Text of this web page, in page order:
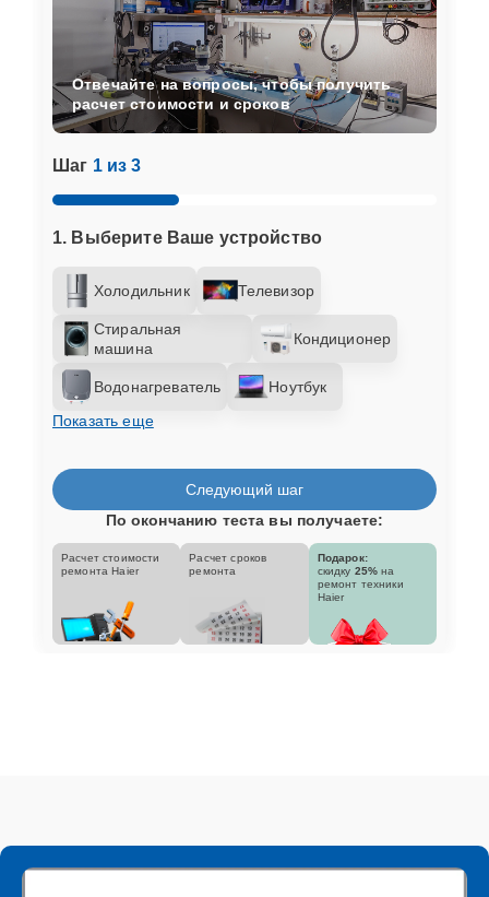
Шаг 1 из 3
1. Выберите Ваше устройство
Холодильник Телевизор
Стиральная
машина
Кондиционер
Водонагреватель
Ноутбук
Показать еще
Отвечайте на вопросы, чтобы получить
расчет стоимости и сроков
Следующий шаг
По окончанию теста вы получаете:
Расчет стоимости
ремонта Haier
Расчет сроков
ремонта
Подарок:
скидку 25% на
ремонт техники
Haier